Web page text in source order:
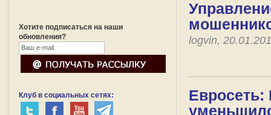
Хотите подписаться на наши
обновления?
Клуб в социальных сетях:
logvin,
Евросеть: